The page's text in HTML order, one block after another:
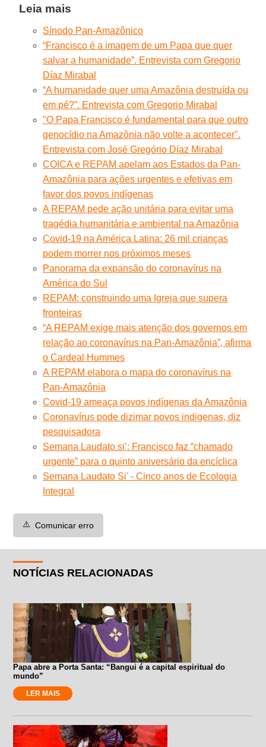
Leia mais
Sínodo Pan-Amazônico
“Francisco é a imagem de um Papa que quer
salvar a humanidade”. Entrevista com Gregorio
Díaz Mirabal
“A humanidade quer uma Amazônia destruída ou
em pé?”. Entrevista com Gregorio Mirabal
"O Papa Francisco é fundamental para que outro
genocídio na Amazônia não volte a acontecer".
Entrevista com José Gregório Díaz Mirabal
COICA e REPAM apelam aos Estados da Pan-
Amazônia para ações urgentes e efetivas em
favor dos povos indígenas
A REPAM pede ação unitária para evitar uma
tragédia humanitária e ambiental na Amazônia
Covid-19 na América Latina: 26 mil crianças
podem morrer nos próximos meses
Panorama da expansão do coronavírus na
América do Sul
REPAM: construindo uma Igreja que supera
fronteiras
“A REPAM exige mais atenção dos governos em
relação ao coronavírus na Pan-Amazônia”, afirma
o Cardeal Hummes
A REPAM elabora o mapa do coronavírus na
Pan-Amazônia
Covid-19 ameaça povos indígenas da Amazônia
Coronavírus pode dizimar povos indigenas, diz
pesquisadora
Semana Laudato si’: Francisco faz “chamado
urgente” para o quinto aniversário da encíclica
Semana Laudato Si' - Cinco anos de Ecologia
Integral
⚠️ Comunicar erro
NOTÍCIAS RELACIONADAS
Papa abre a Porta Santa: “Bangui é a capital espiritual do
mundo”
LER MAIS